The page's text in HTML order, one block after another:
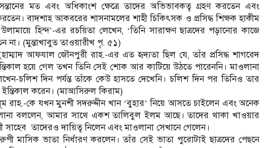
মত এবং অধিকাংশ ক্ষেত্রে তাদের অভিভাবকত্ব গ্রহণ করতেন এবং
বাদশাহ আকবরের শাসনামলের শাহী চিকিৎসক ও প্রসিদ্ধ শিক্ষক হাকীম
হিন্দ’-এর রচয়িতা লেখেন, ‘তিনি সারাক্ষণ ছাত্রদের পড়ানোর কাজে
না। (মুন্তাখাবুত তাওয়ারীখ পৃ. ৫১)
আফযাল জৌনপুরী রাহ.-এর এত হৃদ্যতা ছিল যে, তাঁর প্রসিদ্ধ শাগরেদ
হয়ে গেল তখন তিনি সেই শোক আর কাটিয়ে উঠতে পারেননি। মাওলানা
চলিশ দিন পর্যন্ত তাঁকে কেউ হাসতে দেখেনি। চলিশ দিন পর তিনিও তার
ইন্তিকাল করেন। (মাআসিরুল কিরাম)
কে যখন মুনশী সদরুদ্দীন খান ‘বুহার’ নিয়ে আসতে চাইলেন এবং অনেক
বললেন, আমার সাথে একশ তালিবুল ইলম আছে। তাদের থাকা খাওয়ার
সাহেব তাদেরও দায়িত্ব নিলেন এবং মাওলানা সেখানে গেলেন।
মাসিক ভাতা নির্ধারণ করলেন। তাঁর সেই ভাতা পুরোটাই ছাত্রদের পেছনে